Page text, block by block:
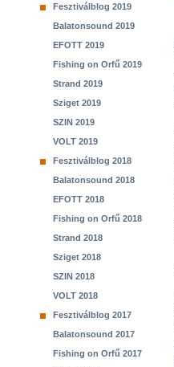
Fesztiválblog 2019
Balatonsound 2019
EFOTT 2019
Fishing on Orfű 2019
Strand 2019
Sziget 2019
SZIN 2019
VOLT 2019
Fesztiválblog 2018
Balatonsound 2018
EFOTT 2018
Fishing on Orfű 2018
Strand 2018
Sziget 2018
SZIN 2018
VOLT 2018
Fesztiválblog 2017
Balatonsound 2017
Fishing on Orfű 2017